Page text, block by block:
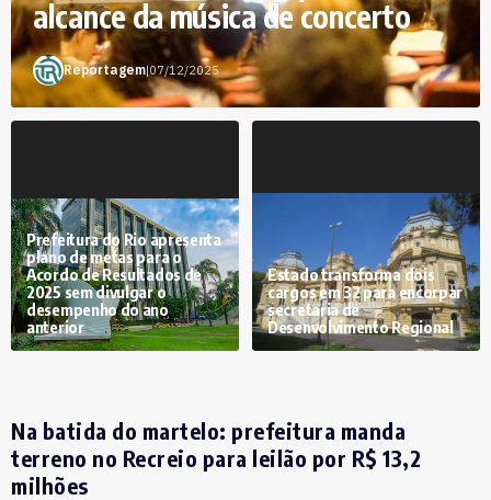
alcance da música de concerto
Reportagem|07/12/2025
Prefeitura do Rio apresenta
plano de metas para o
Acordo de Resultados de
2025 sem divulgar o
desempenho do ano
anterior
Estado transforma dois
cargos em 32 para encorpar
secretaria de
Desenvolvimento Regional
Na batida do martelo: prefeitura manda
terreno no Recreio para leilão por R$ 13,2
milhões